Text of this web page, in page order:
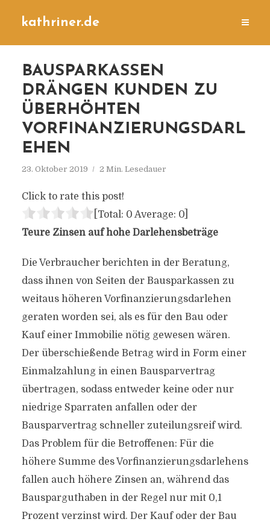
kathriner.de
BAUSPARKASSEN
DRÄNGEN KUNDEN ZU
ÜBERHÖHTEN
VORFINANZIERUNGSDARL
EHEN
23. Oktober 2019 2 Min. Lesedauer
Click to rate this post!
[Total: 0 Average: 0]
Teure Zinsen auf hohe Darlehensbeträge
Die Verbraucher berichten in der Beratung,
dass ihnen von Seiten der Bausparkassen zu
weitaus höheren Vorfinanzierungsdarlehen
geraten worden sei, als es für den Bau oder
Kauf einer Immobilie nötig gewesen wären.
Der überschießende Betrag wird in Form einer
Einmalzahlung in einen Bausparvertrag
übertragen, sodass entweder keine oder nur
niedrige Sparraten anfallen oder der
Bausparvertrag schneller zuteilungsreif wird.
Das Problem für die Betroffenen: Für die
höhere Summe des Vorfinanzierungsdarlehens
fallen auch höhere Zinsen an, während das
Bausparguthaben in der Regel nur mit 0,1
Prozent verzinst wird. Der Kauf oder der Bau